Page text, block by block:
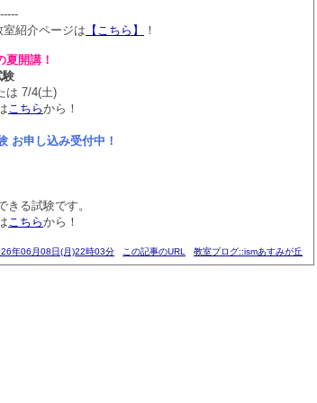
紹介ページは 【こちら】 ！
開講！
験
は 7/4(土)
こちらから！
お申し込み受付中！
きる試験です。
こちらから！
年06月08日(月)22時03分 この記事のURL 教室ブログ::ismあすみが丘